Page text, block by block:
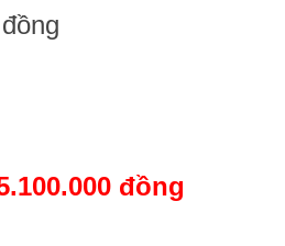
đồng